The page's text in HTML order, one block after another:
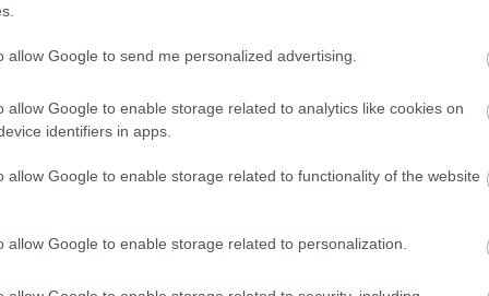
allow Google to send me personalized advertising.
allow Google to enable storage related to analytics like cookies on
identifiers in apps.
allow Google to enable storage related to functionality of the website
allow Google to enable storage related to personalization.
músicos
al espectáculo.